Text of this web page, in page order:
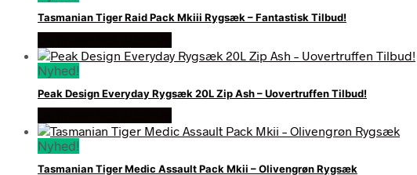
Tasmanian Tiger Raid Pack Mkiii Rygsæk – Fantastisk Tilbud!
Nyhed!
Peak Design Everyday Rygsæk 20L Zip Ash – Uovertruffen Tilbud!
Nyhed!
Tasmanian Tiger Medic Assault Pack Mkii – Olivengrøn Rygsæk